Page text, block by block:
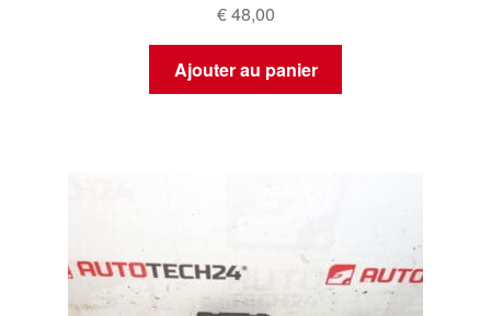
€48,00
Ajouter au panier